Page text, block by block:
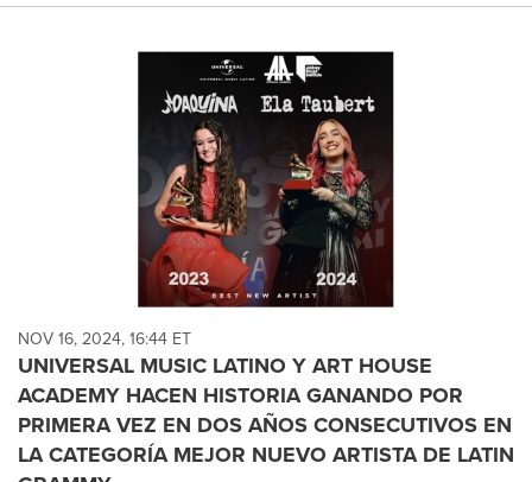
NOV 16, 2024, 16:44 ET
UNIVERSAL MUSIC LATINO Y ART HOUSE
ACADEMY HACEN HISTORIA GANANDO POR
PRIMERA VEZ EN DOS AÑOS CONSECUTIVOS EN
LA CATEGORÍA MEJOR NUEVO ARTISTA DE LATIN